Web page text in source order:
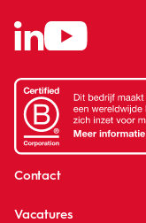
Contact
Vacatures